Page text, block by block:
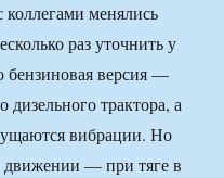
менялись
раз уточнить у
бензиновая версия —
дизельного трактора, а
вибрации. Но
движении — при тяге в